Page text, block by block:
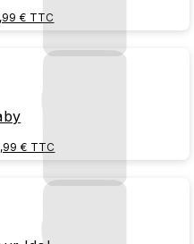
€ TTC
€ TTC